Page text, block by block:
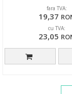
fara TVA:
19,37
cu TVA:
23,05